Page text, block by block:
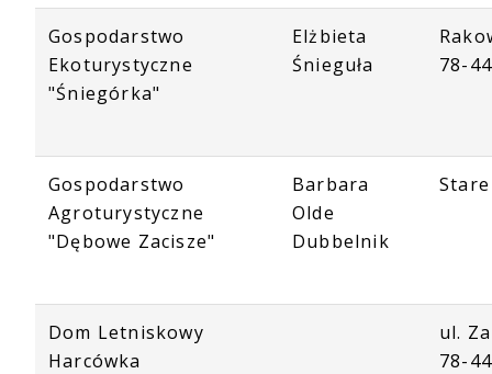
Gospodarstwo
Ekoturystyczne
"Śniegórka"
Elżbieta
Śnieguła
78-
Gospodarstwo
Agroturystyczne
"Dębowe Zacisze"
Barbara
Olde
Dubbelnik
Dom Letniskowy
Harcówka
ul.
78-